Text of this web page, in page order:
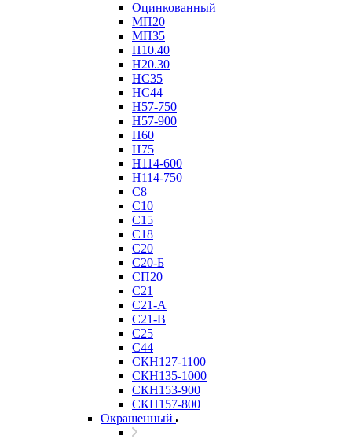
Оцинкованный
МП20
МП35
Н10.40
Н20.30
НС35
НС44
Н57-750
Н57-900
Н60
Н75
Н114-600
Н114-750
С8
С10
С15
С18
С20
С20-Б
СП20
С21
С21-А
С21-В
С25
С44
СКН127-1100
СКН135-1000
СКН153-900
СКН157-800
Окрашенный